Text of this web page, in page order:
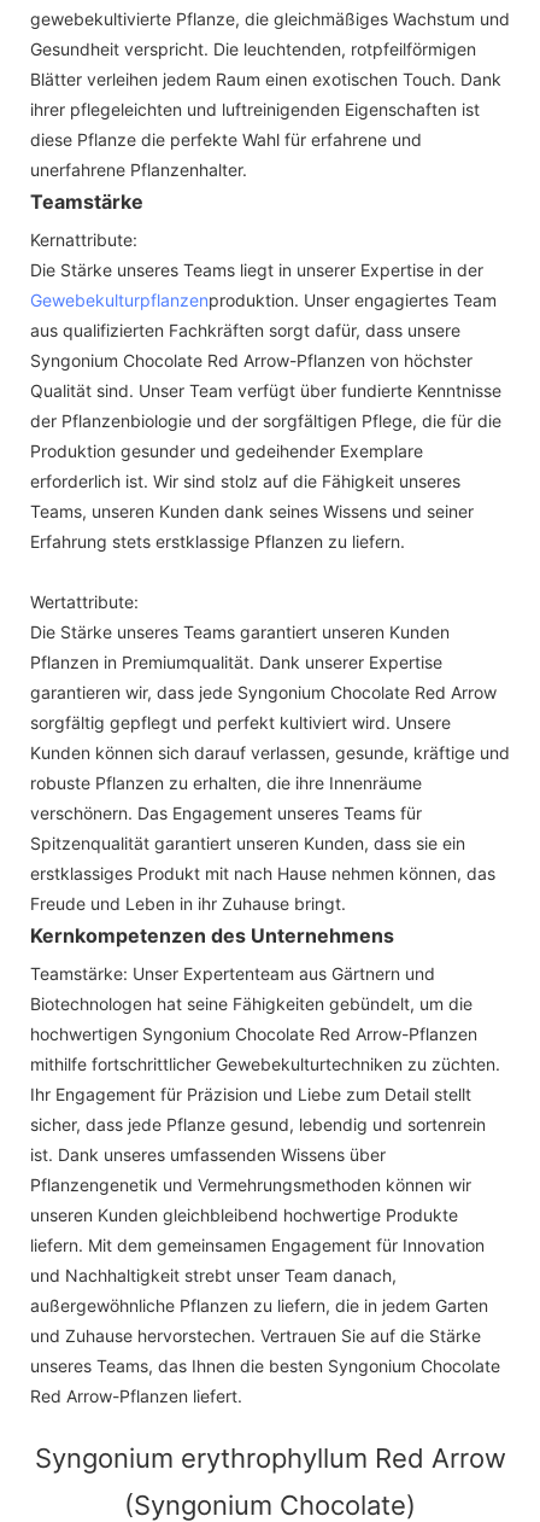
gewebekultivierte Pflanze, die gleichmäßiges Wachstum und
Gesundheit verspricht. Die leuchtenden, rotpfeilförmigen
Blätter verleihen jedem Raum einen exotischen Touch. Dank
ihrer pflegeleichten und luftreinigenden Eigenschaften ist
diese Pflanze die perfekte Wahl für erfahrene und
unerfahrene Pflanzenhalter.
Teamstärke
Kernattribute:
Die Stärke unseres Teams liegt in unserer Expertise in der
Gewebekulturpflanzenproduktion. Unser engagiertes Team
aus qualifizierten Fachkräften sorgt dafür, dass unsere
Syngonium Chocolate Red Arrow-Pflanzen von höchster
Qualität sind. Unser Team verfügt über fundierte Kenntnisse
der Pflanzenbiologie und der sorgfältigen Pflege, die für die
Produktion gesunder und gedeihender Exemplare
erforderlich ist. Wir sind stolz auf die Fähigkeit unseres
Teams, unseren Kunden dank seines Wissens und seiner
Erfahrung stets erstklassige Pflanzen zu liefern.
Wertattribute:
Die Stärke unseres Teams garantiert unseren Kunden
Pflanzen in Premiumqualität. Dank unserer Expertise
garantieren wir, dass jede Syngonium Chocolate Red Arrow
sorgfältig gepflegt und perfekt kultiviert wird. Unsere
Kunden können sich darauf verlassen, gesunde, kräftige und
robuste Pflanzen zu erhalten, die ihre Innenräume
verschönern. Das Engagement unseres Teams für
Spitzenqualität garantiert unseren Kunden, dass sie ein
erstklassiges Produkt mit nach Hause nehmen können, das
Freude und Leben in ihr Zuhause bringt.
Kernkompetenzen des Unternehmens
Teamstärke: Unser Expertenteam aus Gärtnern und
Biotechnologen hat seine Fähigkeiten gebündelt, um die
hochwertigen Syngonium Chocolate Red Arrow-Pflanzen
mithilfe fortschrittlicher Gewebekulturtechniken zu züchten.
Ihr Engagement für Präzision und Liebe zum Detail stellt
sicher, dass jede Pflanze gesund, lebendig und sortenrein
ist. Dank unseres umfassenden Wissens über
Pflanzengenetik und Vermehrungsmethoden können wir
unseren Kunden gleichbleibend hochwertige Produkte
liefern. Mit dem gemeinsamen Engagement für Innovation
und Nachhaltigkeit strebt unser Team danach,
außergewöhnliche Pflanzen zu liefern, die in jedem Garten
und Zuhause hervorstechen. Vertrauen Sie auf die Stärke
unseres Teams, das Ihnen die besten Syngonium Chocolate
Red Arrow-Pflanzen liefert.
Syngonium erythrophyllum Red Arrow
(Syngonium Chocolate)